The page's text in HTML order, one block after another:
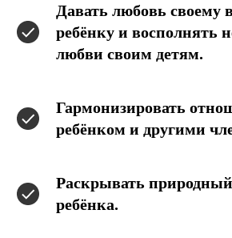
Давать любовь своему
ребёнку и восполнять
любви своим детям.
Гармонизировать
ребёнком и другими
Раскрывать
ребёнка.